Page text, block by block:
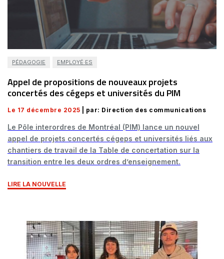
PÉDAGOGIE EMPLOYÉ·ES
Appel de propositions de nouveaux projets
concertés des cégeps et universités du PIM
Le 17 décembre 2025 | par: Direction des communications
Le Pôle interordres de Montréal (PIM) lance un nouvel
appel de projets concertés cégeps et universités liés aux
chantiers de travail de la Table de concertation sur la
transition entre les deux ordres d’enseignement.
LIRE LA NOUVELLE